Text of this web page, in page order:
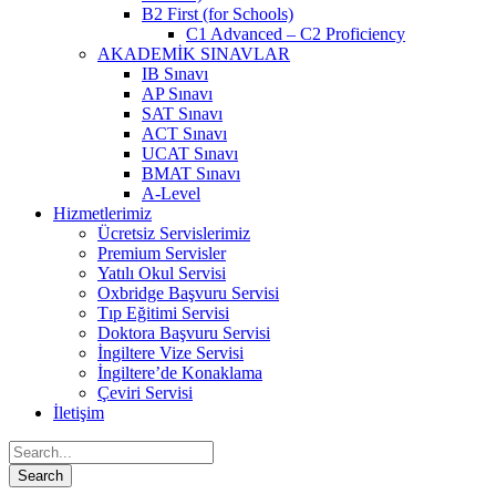
B2 First (for Schools)
C1 Advanced – C2 Proficiency
AKADEMİK SINAVLAR
IB Sınavı
AP Sınavı
SAT Sınavı
ACT Sınavı
UCAT Sınavı
BMAT Sınavı
A-Level
Hizmetlerimiz
Ücretsiz Servislerimiz
Premium Servisler
Yatılı Okul Servisi
Oxbridge Başvuru Servisi
Tıp Eğitimi Servisi
Doktora Başvuru Servisi
İngiltere Vize Servisi
İngiltere’de Konaklama
Çeviri Servisi
İletişim